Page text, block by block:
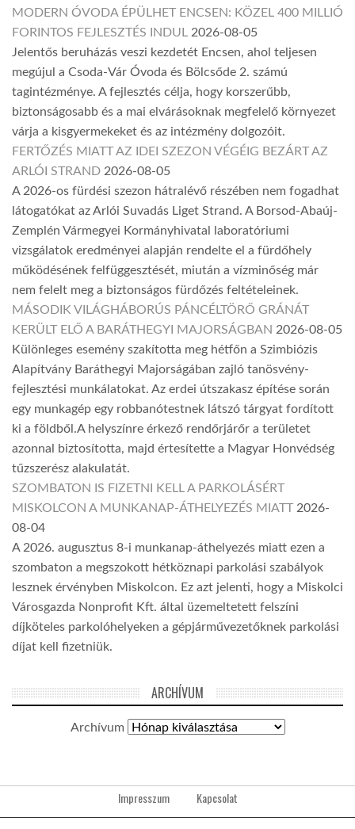
MODERN ÓVODA ÉPÜLHET ENCSEN: KÖZEL 400 MILLIÓ
FORINTOS FEJLESZTÉS INDUL 2026-08-05
Jelentős beruházás veszi kezdetét Encsen, ahol teljesen
megújul a Csoda-Vár Óvoda és Bölcsőde 2. számú
tagintézménye. A fejlesztés célja, hogy korszerűbb,
biztonságosabb és a mai elvárásoknak megfelelő környezet
várja a kisgyermekeket és az intézmény dolgozóit.
FERTŐZÉS MIATT AZ IDEI SZEZON VÉGÉIG BEZÁRT AZ
ARLÓI STRAND 2026-08-05
A 2026-os fürdési szezon hátralévő részében nem fogadhat
látogatókat az Arlói Suvadás Liget Strand. A Borsod-Abaúj-
Zemplén Vármegyei Kormányhivatal laboratóriumi
vizsgálatok eredményei alapján rendelte el a fürdőhely
működésének felfüggesztését, miután a vízminőség már
nem felelt meg a biztonságos fürdőzés feltételeinek.
MÁSODIK VILÁGHÁBORÚS PÁNCÉLTÖRŐ GRÁNÁT
KERÜLT ELŐ A BARÁTHEGYI MAJORSÁGBAN 2026-08-05
Különleges esemény szakította meg hétfőn a Szimbiózis
Alapítvány Baráthegyi Majorságában zajló tanösvény-
fejlesztési munkálatokat. Az erdei útszakasz építése során
egy munkagép egy robbanótestnek látszó tárgyat fordított
ki a földből.A helyszínre érkező rendőrjárőr a területet
azonnal biztosította, majd értesítette a Magyar Honvédség
tűzszerész alakulatát.
SZOMBATON IS FIZETNI KELL A PARKOLÁSÉRT
MISKOLCON A MUNKANAP-ÁTHELYEZÉS MIATT 2026-
08-04
A 2026. augusztus 8-i munkanap-áthelyezés miatt ezen a
szombaton a megszokott hétköznapi parkolási szabályok
lesznek érvényben Miskolcon. Ez azt jelenti, hogy a Miskolci
Városgazda Nonprofit Kft. által üzemeltetett felszíni
díjköteles parkolóhelyeken a gépjárművezetőknek parkolási
díjat kell fizetniük.
ARCHÍVUM
Archívum
Impresszum Kapcsolat